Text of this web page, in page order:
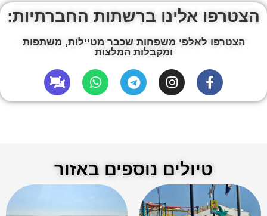
הצטרפו אלינו ברשתות החברתיות:
הצטרפו לאלפי משפחות שכבר מטיילות, משתפות
ומקבלות המלצות
טיולים נוספים באזור